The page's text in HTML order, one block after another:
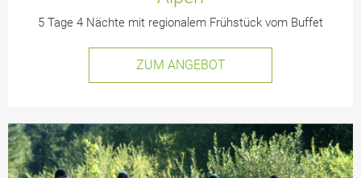
5 Tage 4 Nächte mit regionalem Frühstück vom Buffet
ZUM ANGEBOT